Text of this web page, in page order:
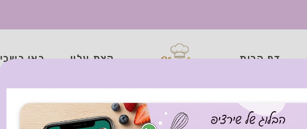
דף הבית קצת עליי כאן
חמאת עגבניות